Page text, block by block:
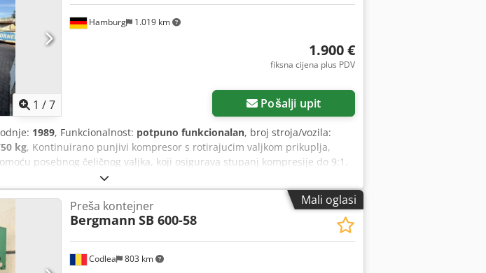
1 /7
Hamburg 1.019 km
1.900 €
fiksna cijena plus PDV
Pošalji upit
1989, Funkcionalnost: potpuno funkcionalan, broj stroja/vozila:
kg, Kontinuirano punjivi kompresor s rotirajućim valjkom prikuplja,
posebnog čeličnog valjka, koji osigurava stupanj kompresije do 9:1.
rotacijom specijalnog valjka udesno i ulijevo, što neprestano drži
Omogućuje kontinuirano punjenje – komprimirani otpad ostaje u
može se postaviti izravno na mjestu nastanka otpada u
za kontinuirano punjenje putem okomica ili transportnih traka i
CE standarde. Dcodpozr H Agsfx Am Hek Posebno je jednostavna
Mali oglasi
Codlea 803 km
Preša kontejner
Bergmann SB 600-58